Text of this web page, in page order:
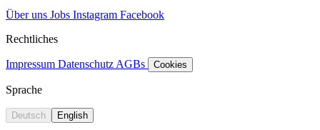
Über uns Jobs Instagram Facebook
Rechtliches
Impressum Datenschutz AGBs Cookies
Sprache
Deutsch English